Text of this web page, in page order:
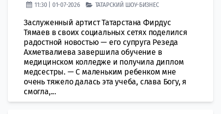
11:30 | 01-07-2026 ТАТАРСКИЙ ШОУ-БИЗНЕС
Заслуженный артист Татарстана Фирдус
Тямаев в своих социальных сетях поделился
радостной новостью — его супруга Резеда
Ахметвалиева завершила обучение в
медицинском колледже и получила диплом
медсестры. — С маленьким ребенком мне
очень тяжело далась эта учеба, слава Богу, я
смогла,...